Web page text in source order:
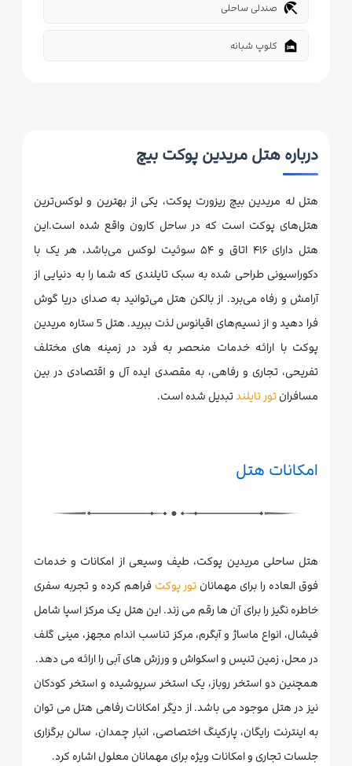
beach_access صندلی ساحلی
night_shelter کلوپ شبانه
درباره هتل مریدین پوکت بیچ
هتل له مریدین بیچ ریزورت پوکت، یکی از بهترین و لوکس‌ترین
هتل‌های پوکت است که در ساحل کارون واقع شده است.این
هتل دارای ۴۱۶ اتاق و ۵۴ سوئیت لوکس می‌باشد، هر یک با
دکوراسیونی طراحی شده به سبک تایلندی که شما را به دنیایی از
آرامش و رفاه می‌برد. از بالکن‌ هتل می‌توانید به صدای دریا گوش
فرا دهید و از نسیم‌های اقیانوس لذت ببرید. هتل 5 ستاره مریدین
پوکت با ارائه خدمات منحصر به فرد در زمینه های مختلف
تفریحی، تجاری و رفاهی، به مقصدی ایده آل و اقتصادی در بین
مسافران تور تایلند تبدیل شده است.
امکانات هتل
هتل ساحلی مریدین پوکت، طیف وسیعی از امکانات و خدمات
فوق العاده را برای مهمانان تور پوکت فراهم کرده و تجربه سفری
خاطره نگیز را برای آن ها رقم می زند. این هتل یک مرکز اسپا شامل
فیشال، انواع ماساژ و آبگرم، مرکز تناسب اندام مجهز، مینی گلف
در محل، زمین تنیس و اسکواش و ورزش های آبی را ارائه می دهد.
همچنین دو استخر روباز، یک استخر سرپوشیده و استخر کودکان
نیز در هتل موجود می باشد. از دیگر امکانات رفاهی هتل می توان
به اینترنت رایگان، پارکینگ اختصاصی، انبار چمدان، سالن برگزاری
جلسات تجاری و امکانات ویژه برای مهمانان معلول اشاره کرد.